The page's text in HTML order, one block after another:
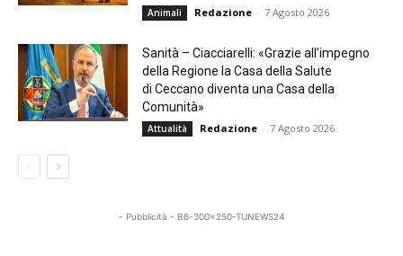
Animali Redazione - 7 Agosto 2026
Sanità – Ciacciarelli: «Grazie all’impegno
della Regione la Casa della Salute
di Ceccano diventa una Casa della
Comunità»
Attualità Redazione - 7 Agosto 2026
- Pubblicità - B6-300x250-TUNEWS24